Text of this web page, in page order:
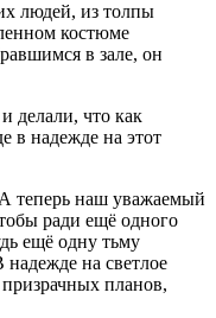
людей, из толпы
костюме
в зале, он
делали, что как
в надежде на этот
теперь наш уважаемый
ради ещё одного
ещё одну тьму
надежде на светлое
планов,